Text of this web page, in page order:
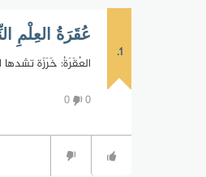
1.
عُقَرَةُ العِلْمِ
العُقَرَةُ: خَرَزَة
0
0